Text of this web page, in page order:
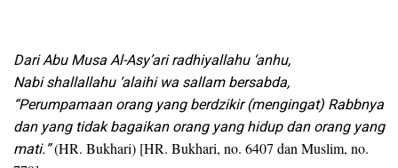
Dari Abu Musa Al-Asy’ari radhiyallahu ‘anhu,
Nabi shallallahu ‘alaihi wa sallam bersabda,
“Perumpamaan orang yang berdzikir (mengingat) Rabbnya
dan yang tidak bagaikan orang yang hidup dan orang yang
mati.”(HR. Bukhari) [HR. Bukhari, no. 6407 dan Muslim, no.